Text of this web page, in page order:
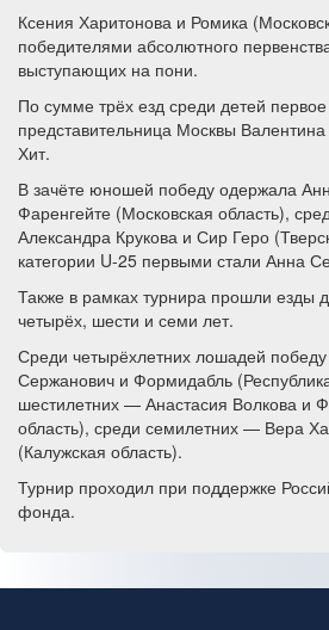
Ксения Харитонова и Ромика
победителями абсолютного
выступающих на пони.
По сумме трёх езд среди детей
представительница Москвы
Хит.
В зачёте юношей победу одержала
Фаренгейте (Московская область),
Александра Крукова и Сир Геро
категории U-25 первыми стали Анна
Также в рамках турнира прошли езды
четырёх, шести и семи лет.
Среди четырёхлетних лошадей
Сержанович и Формидабль
шестилетних — Анастасия Волкова и
область), среди семилетних — Вера
(Калужская область).
Турнир проходил при поддержке
фонда.